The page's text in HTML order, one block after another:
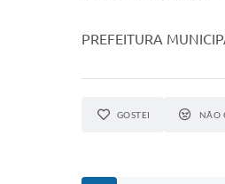
PREFEITURA
GOSTEI NÃO